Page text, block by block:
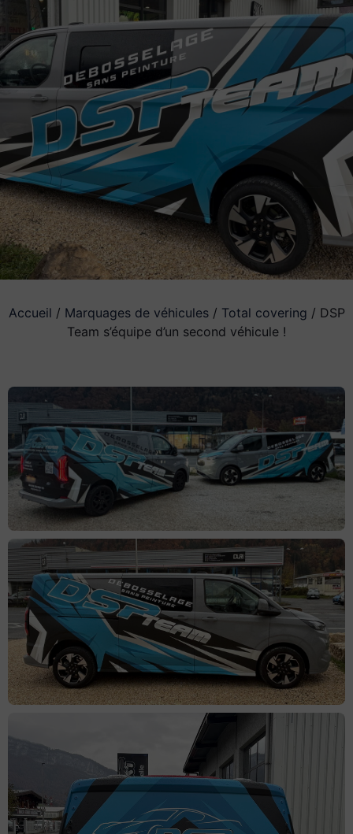
Accueil / Marquages de véhicules/ Total covering / DSP
Team s’équipe d’un second véhicule !